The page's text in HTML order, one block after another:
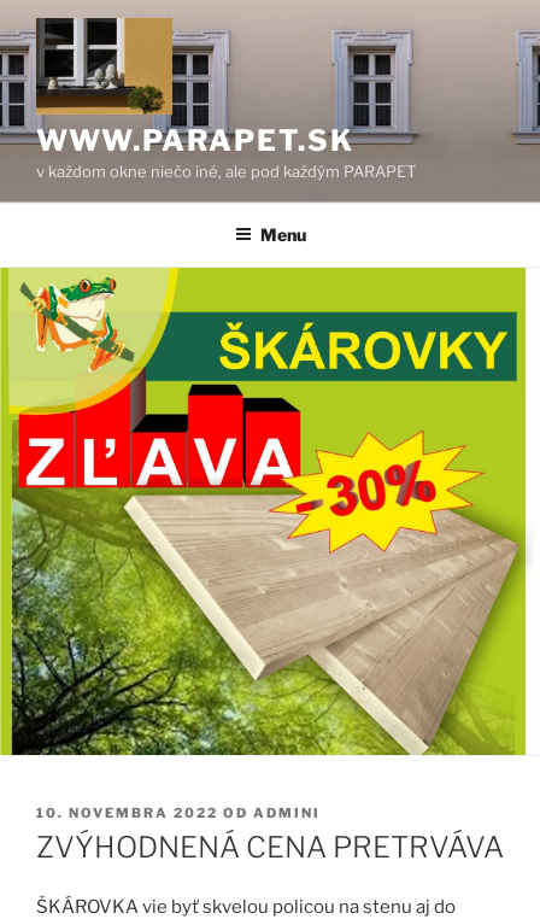
Prejsť
na
obsah
WWW.PARAPET.SK
v každom okne niečo iné, ale pod každým PARAPET
Menu
PUBLIKOVANÉ
10. NOVEMBRA 2022 OD ADMINI
ZVÝHODNENÁ CENA PRETRVÁVA
ŠKÁROVKA vie byť skvelou policou na stenu aj do